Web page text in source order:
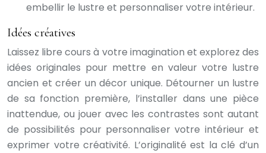
embellir le lustre et personnaliser votre intérieur.
Idées créatives
Laissez libre cours à votre imagination et explorez des
idées originales pour mettre en valeur votre lustre
ancien et créer un décor unique. Détourner un lustre
de sa fonction première, l’installer dans une pièce
inattendue, ou jouer avec les contrastes sont autant
de possibilités pour personnaliser votre intérieur et
exprimer votre créativité. L’originalité est la clé d’un